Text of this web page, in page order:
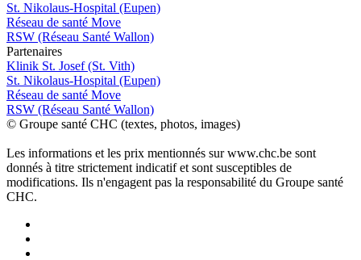
St. Nikolaus-Hospital (Eupen)
Réseau de santé Move
RSW (Réseau Santé Wallon)
Partenaires
Klinik St. Josef (St. Vith)
St. Nikolaus-Hospital (Eupen)
Réseau de santé Move
RSW (Réseau Santé Wallon)
© Groupe santé CHC (textes, photos, images)
Les informations et les prix mentionnés sur www.chc.be sont
donnés à titre strictement indicatif et sont susceptibles de
modifications. Ils n'engagent pas la responsabilité du Groupe santé
CHC.